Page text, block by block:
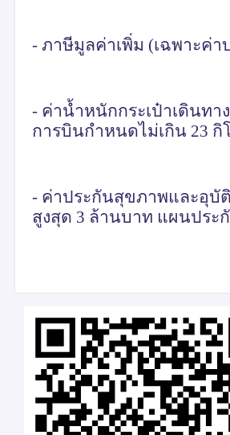
- ภาษีมูลค่าเพิ่ม (เฉพาะค่า
- ค่าน้ำหนักกระเป๋าเดินทา
การบินกำหนดไม่เกิน 23 กิ
- ค่าประกันสุขภาพและอุบัติ
สูงสุด 3 ล้านบาท แผนประ